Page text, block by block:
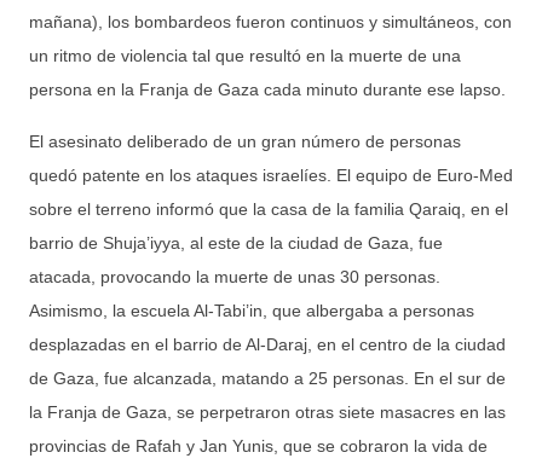
mañana), los bombardeos fueron continuos y simultáneos, con
un ritmo de violencia tal que resultó en la muerte de una
persona en la Franja de Gaza cada minuto durante ese lapso.
El asesinato deliberado de un gran número de personas
quedó patente en los ataques israelíes. El equipo de Euro-Med
sobre el terreno informó que la casa de la familia Qaraiq, en el
barrio de Shuja’iyya, al este de la ciudad de Gaza, fue
atacada, provocando la muerte de unas 30 personas.
Asimismo, la escuela Al-Tabi’in, que albergaba a personas
desplazadas en el barrio de Al-Daraj, en el centro de la ciudad
de Gaza, fue alcanzada, matando a 25 personas. En el sur de
la Franja de Gaza, se perpetraron otras siete masacres en las
provincias de Rafah y Jan Yunis, que se cobraron la vida de